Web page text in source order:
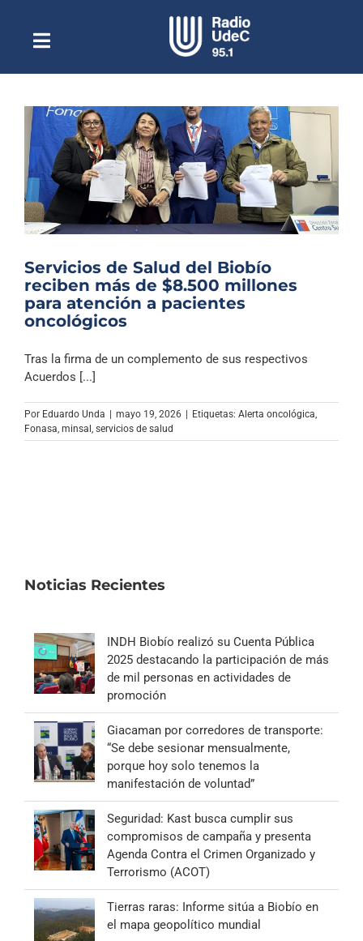
contenidoToggle
NavigationEscuchar Radio UdeC en vivo
Quiénes Somos
Programación
Podcast
Noticias
Columnas
Música Clásica
Servicios de Salud del Biobío
reciben más de $8.500 millones
para atención a pacientes
oncológicos
Tras la firma de un complemento de sus respectivos
Acuerdos [...]
Por Eduardo Unda | mayo 19, 2026 | Etiquetas: Alerta oncológica
Fonasa minsal servicios de salud
Noticias Recientes
INDH Biobío realizó su Cuenta Pública
2025 destacando la participación de más
de mil personas en actividades de
promoción
Giacaman por corredores de transporte:
“Se debe sesionar mensualmente,
porque hoy solo tenemos la
manifestación de voluntad”
Seguridad: Kast busca cumplir sus
compromisos de campaña y presenta
Agenda Contra el Crimen Organizado y
Terrorismo (ACOT)
Tierras raras: Informe sitúa a Biobío en
el mapa geopolítico mundial